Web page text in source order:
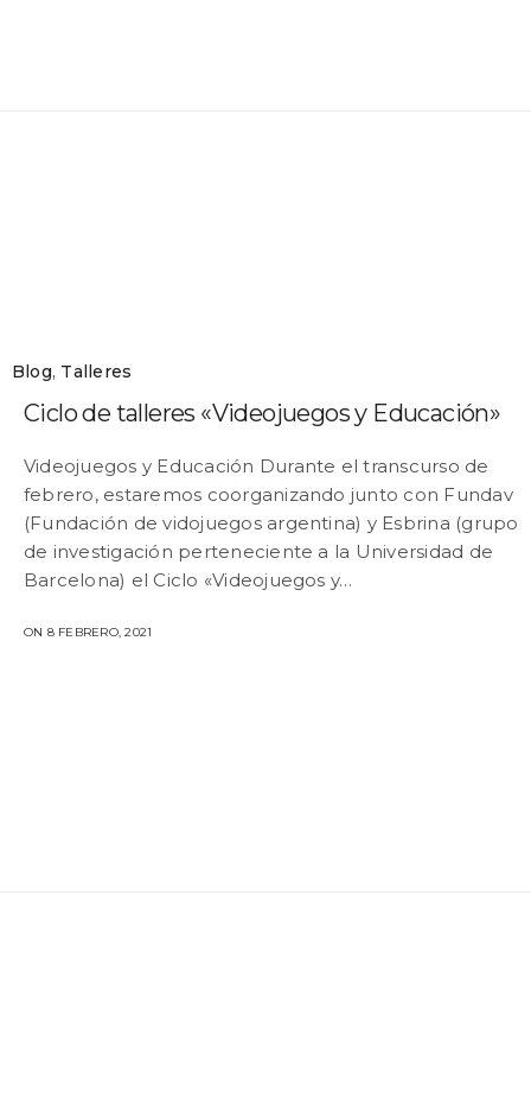
Blog, Talleres
Ciclo de talleres «Videojuegos y Educación»
Videojuegos y Educación Durante el transcurso de
febrero, estaremos coorganizando junto con Fundav
(Fundación de vidojuegos argentina) y Esbrina (grupo
de investigación perteneciente a la Universidad de
Barcelona) el Ciclo «Videojuegos y…
ON 8 FEBRERO, 2021